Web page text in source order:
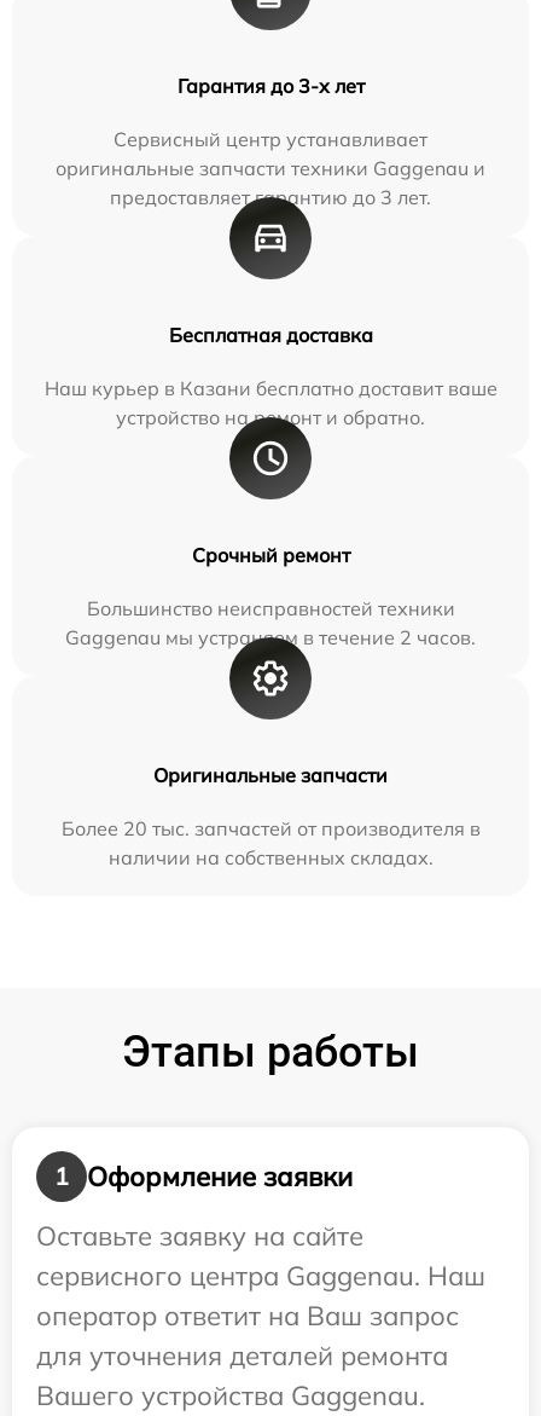
Гарантия до 3-х лет
Сервисный центр устанавливает
оригинальные запчасти техники Gaggenau и
предоставляет гарантию до 3 лет.
Бесплатная доставка
Наш курьер в Казани бесплатно доставит ваше
устройство на ремонт и обратно.
Срочный ремонт
Большинство неисправностей техники
Gaggenau мы устраняем в течение 2 часов.
Оригинальные запчасти
Более 20 тыс. запчастей от производителя в
наличии на собственных складах.
Этапы работы
1
Оформление заявки
Оставьте заявку на сайте
сервисного центра Gaggenau. Наш
оператор ответит на Ваш запрос
для уточнения деталей ремонта
Вашего устройства Gaggenau.